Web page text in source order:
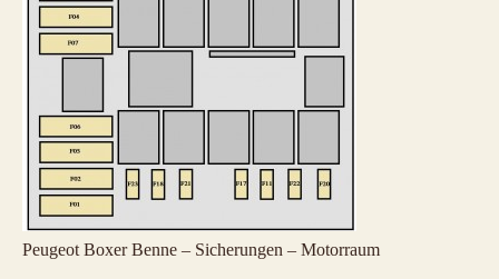
Peugeot Boxer Benne – Sicherungen – Motorraum